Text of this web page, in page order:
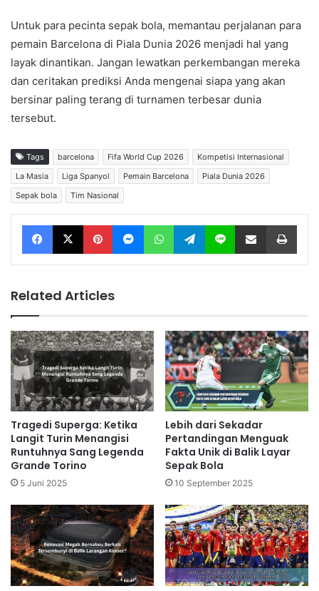
Untuk para pecinta sepak bola, memantau perjalanan para
pemain Barcelona di Piala Dunia 2026 menjadi hal yang
layak dinantikan. Jangan lewatkan perkembangan mereka
dan ceritakan prediksi Anda mengenai siapa yang akan
bersinar paling terang di turnamen terbesar dunia
tersebut.
Tags barcelona Fifa World Cup 2026
Kompetisi Internasional
La Masia
Liga Spanyol Pemain Barcelona
Piala Dunia 2026
Sepak bola
Tim Nasional
Facebook X Pinterest Messenger WhatsApp Telegram Line Share via Email
Related Articles
Tragedi Superga: Ketika
Langit Turin Menangisi
Runtuhnya Sang Legenda
Grande Torino
5 Juni 2025
Lebih dari Sekadar
Pertandingan Menguak
Fakta Unik di Balik Layar
Sepak Bola
10 September 2025